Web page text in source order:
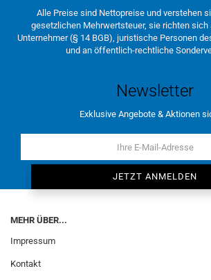
Alle Preise sind Nettopreise und verstehen
gesetzlichen Mehrwertsteuer, sie richten
Unternehmer (§ 14 BGB), juristische Personen
und an öffentlich-rechtliche
Newsletter
Exklusive Angebote & Aktionen
MEHR ÜBER...
Impressum
Kontakt